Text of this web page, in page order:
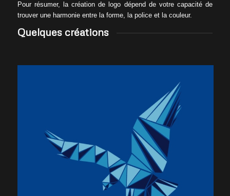
Pour résumer, la création de logo dépend de votre capacité de
trouver une harmonie entre la forme, la police et la couleur.
Quelques créations